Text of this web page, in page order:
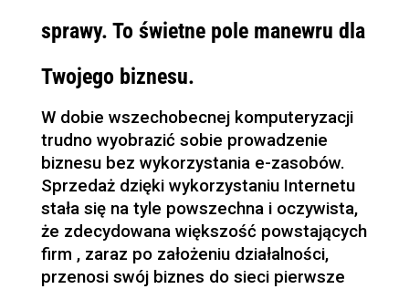
sprawy. To świetne pole manewru dla
Twojego biznesu.
W dobie wszechobecnej komputeryzacji
trudno wyobrazić sobie prowadzenie
biznesu bez wykorzystania e-zasobów.
Sprzedaż dzięki wykorzystaniu Internetu
stała się na tyle powszechna i oczywista,
że zdecydowana większość powstających
firm , zaraz po założeniu działalności,
przenosi swój biznes do sieci pierwsze